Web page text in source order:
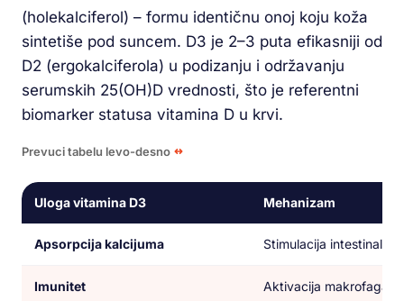
(holekalciferol) – formu identičnu onoj koju koža
sintetiše pod suncem. D3 je 2–3 puta efikasniji od
D2 (ergokalciferola) u podizanju i održavanju
serumskih 25(OH)D vrednosti, što je referentni
biomarker statusa vitamina D u krvi.
Prevuci tabelu levo-desno
Uloga vitamina D3 Mehanizam
Apsorpcija kalcijuma Stimulacija
Imunitet Aktivacija makrofaga i